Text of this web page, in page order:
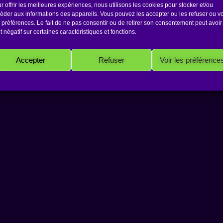
offrir les meilleures expériences, nous utilisons les cookies pour stocker et/ou
aux informations des appareils. Vous pouvez les accepter ou les refuser ou
préférences. Le fait de ne pas consentir ou de retirer son consentement peut avoir
négatif sur certaines caractéristiques et fonctions.
Accepter Refuser Voir les